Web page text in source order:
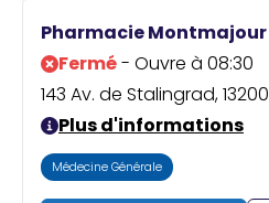
Pharmacie Montmajour
Fermé- Ouvre à 08:30
143 Av. de Stalingrad,
Plus d'informations
Médecine Générale